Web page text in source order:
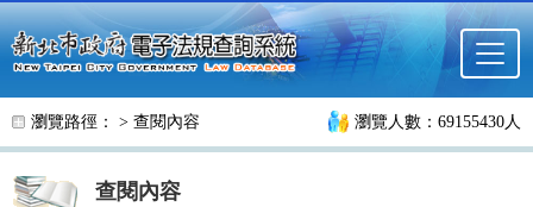
跳至主要內容
瀏覽路徑： > 查閱內容 瀏覽人數：69155430人
查閱內容